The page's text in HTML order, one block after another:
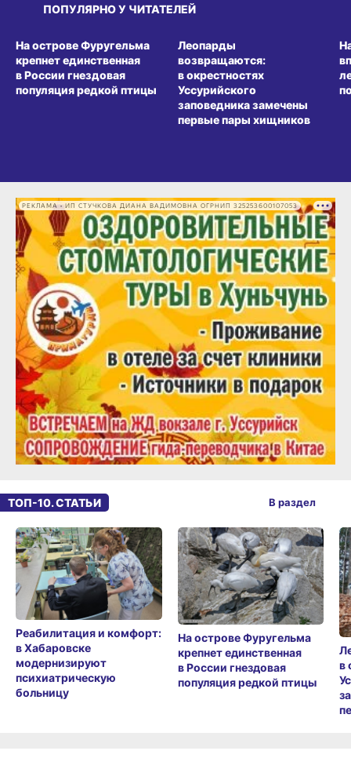
ПОПУЛЯРНО У ЧИТАТЕЛЕЙ
На острове Фуругельма
крепнет единственная
в России гнездовая
популяция редкой птицы
Леопарды
возвращаются:
в окрестностях
Уссурийского
заповедника замечены
первые пары хищников
РЕКЛАМА • ИП СТУЧКОВА ДИАНА ВАДИМОВНА ОГРНИП 325253600107053
ТОП-10. СТАТЬИ
Реабилитация и комфорт:
в Хабаровске
модернизируют
психиатрическую
больницу
На острове Фуругельма
крепнет единственная
в России гнездовая
популяция редкой птицы
в
В раздел